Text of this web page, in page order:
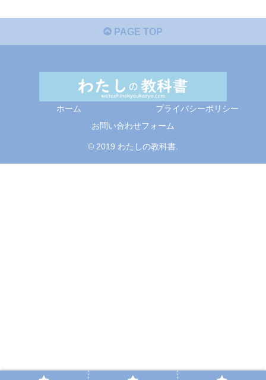
PAGE TOP
ホーム
プライバシーポリシー
お問い合わせフォーム
© 2019 わたしの教科書.